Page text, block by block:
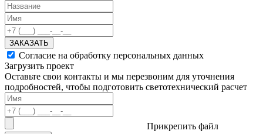
ЗАКАЗАТЬ
Согласие на обработку персональных данных
Загрузить проект
Оставьте свои контакты и мы перезвоним для уточнения
подробностей, чтобы подготовить светотехнический расчет
Прикрепить файл